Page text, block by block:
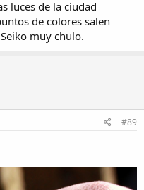
luces de la ciudad
de colores salen
muy chulo.
#89